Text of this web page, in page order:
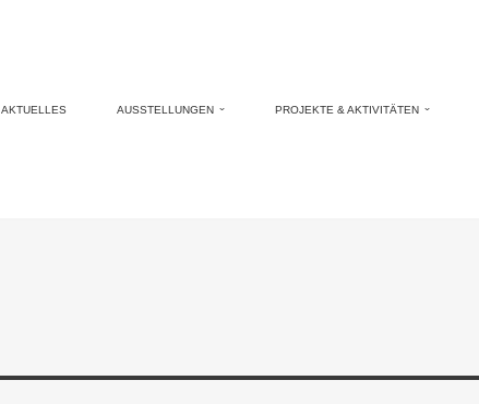
AKTUELLES AUSSTELLUNGEN PROJEKTE & AKTIVITÄTEN